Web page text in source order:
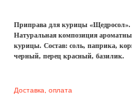
Приправа для курицы «Щедросол».
Натуральная композиция
курицы. Состав: соль, паприка,
черный, перец красный, базилик.
Доставка, оплата